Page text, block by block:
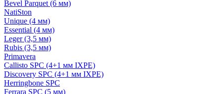
Bevel Parquet (6 мм)
NatiSton
Unique (4 мм)
Essential (4 мм)
Leger (3,5 мм)
Rubis (3,5 мм)
Primavera
Callisto SPC (4+1 мм IXPE)
Discovery SPC (4+1 мм IXPE)
Herringbone SPC
Ferrara SPC (5 мм)